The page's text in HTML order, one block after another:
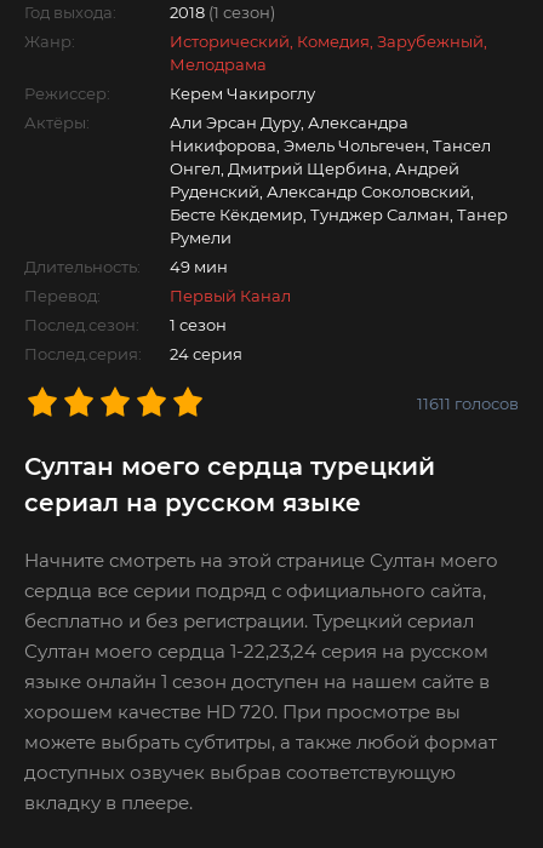
Год выхода: 2018 (1 сезон)
Жанр:
Исторический, Комедия, Зарубежный,
Мелодрама
Режиссер:
Керем Чакироглу
Актёры:
Али Эрсан Дуру, Александра
Никифорова, Эмель Чольгечен, Тансел
Онгел, Дмитрий Щербина, Андрей
Руденский, Александр Соколовский,
Бесте Кёкдемир, Тунджер Салман, Танер
Румели
Длительность:
49 мин
Перевод:
Первый Канал
Послед.сезон:
1 сезон
Послед.серия:
24 серия
11611 голосов
Султан моего сердца турецкий
сериал на русском языке
Начните смотреть на этой странице Султан моего
сердца все серии подряд с официального сайта,
бесплатно и без регистрации. Турецкий сериал
Султан моего сердца 1-22,23,24 серия на русском
языке онлайн 1 сезон доступен на нашем сайте в
хорошем качестве HD 720. При просмотре вы
можете выбрать субтитры, а также любой формат
доступных озвучек выбрав соответствующую
вкладку в плеере.